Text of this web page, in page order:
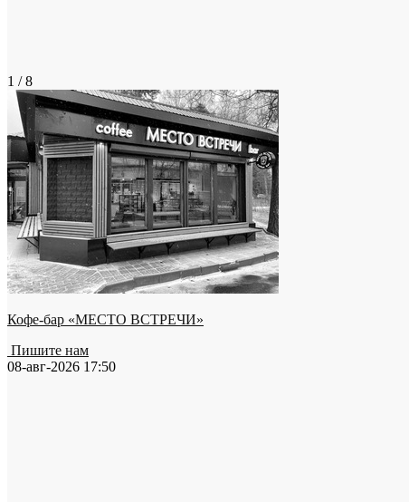
1 / 8
Кофе-бар «МЕСТО ВСТРЕЧИ»
Пишите нам
08-авг-2026 17:50